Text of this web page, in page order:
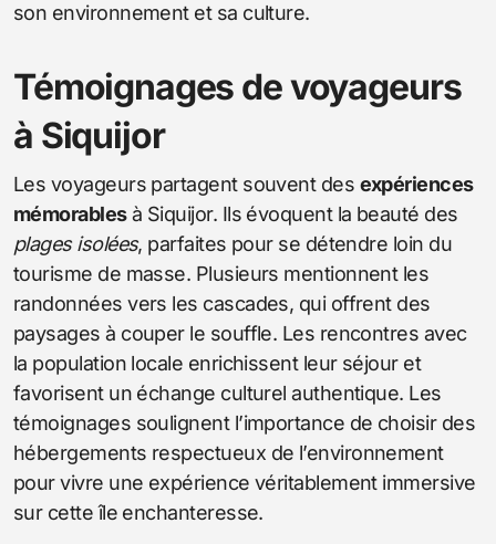
son environnement et sa culture.
Témoignages de voyageurs
à Siquijor
Les voyageurs partagent souvent des expériences
mémorablesà Siquijor. Ils évoquent la beauté des
plages isolées, parfaites pour se détendre loin du
tourisme de masse. Plusieurs mentionnent les
randonnées vers les cascades, qui offrent des
paysages à couper le souffle. Les rencontres avec
la population locale enrichissent leur séjour et
favorisent un échange culturel authentique. Les
témoignages soulignent l’importance de choisir des
hébergements respectueux de l’environnement
pour vivre une expérience véritablement immersive
sur cette île enchanteresse.